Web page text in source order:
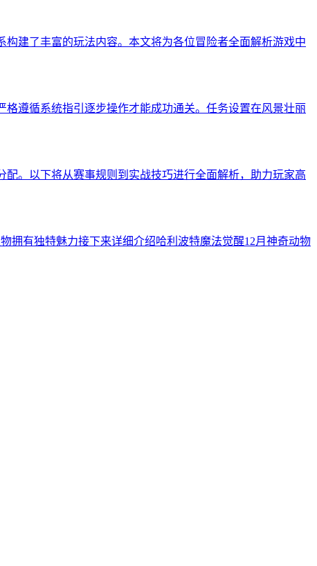
建了丰富的玩法内容。本文将为各位冒险者全面解析游戏中
遵循系统指引逐步操作才能成功通关。任务设置在风景壮丽
。以下将从赛事规则到实战技巧进行全面解析，助力玩家高
拥有独特魅力接下来详细介绍哈利波特魔法觉醒12月神奇动物